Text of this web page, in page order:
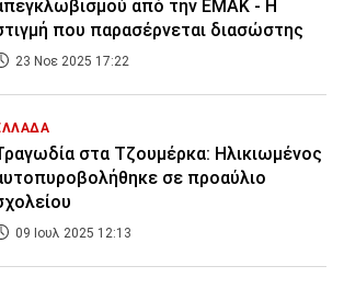
από την ΕΜΑΚ - Η
που παρασέρνεται διασώστης
23 Νοε 2025 17:22
στα Τζουμέρκα: Ηλικιωμένος
σε προαύλιο
09 Ιουλ 2025 12:13